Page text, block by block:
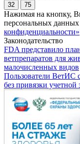
32 75
Нажимая на кнопку,
персональных данных
конфиденциальности»
Законодательство
FDA представило
ветпрепаратов для
малочисленных видов
Пользователи ВетИС
без привязки учетной